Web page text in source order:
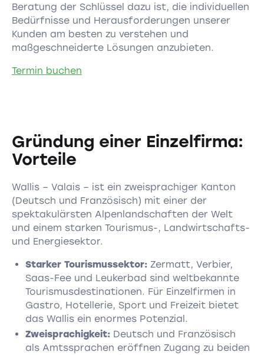
Beratung der Schlüssel dazu ist, die individuellen
Bedürfnisse und Herausforderungen unserer
Kunden am besten zu verstehen und
maßgeschneiderte Lösungen anzubieten.
Termin buchen
Gründung einer Einzelfirma:
Vorteile
Wallis – Valais – ist ein zweisprachiger Kanton
(Deutsch und Französisch) mit einer der
spektakulärsten Alpenlandschaften der Welt
und einem starken Tourismus-, Landwirtschafts-
und Energiesektor.
Starker Tourismussektor: Zermatt, Verbier,
Saas-Fee und Leukerbad sind weltbekannte
Tourismusdestinationen. Für Einzelfirmen in
Gastro, Hotellerie, Sport und Freizeit bietet
das Wallis ein enormes Potenzial.
Zweisprachigkeit: Deutsch und Französisch
als Amtssprachen eröffnen Zugang zu beiden